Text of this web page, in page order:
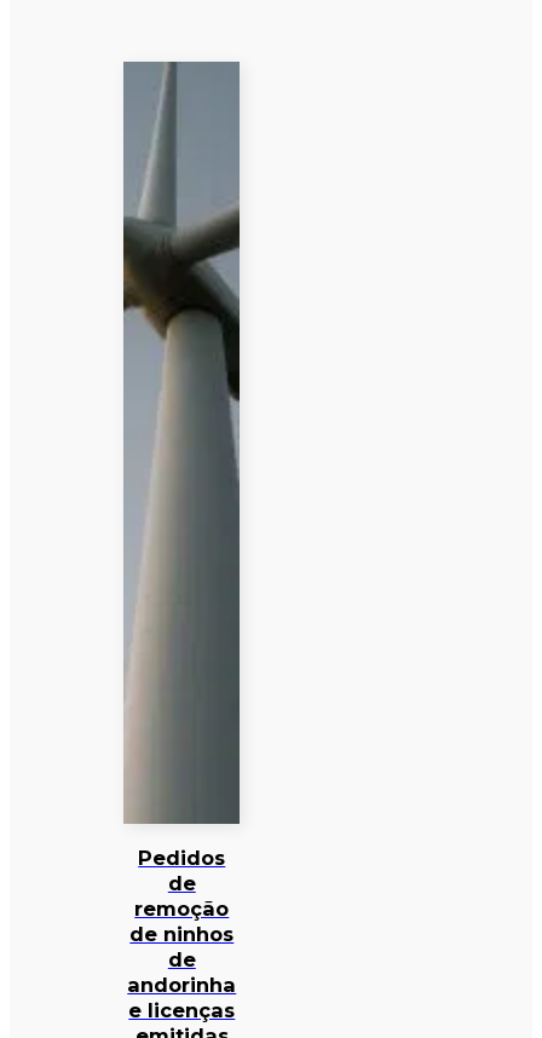
Pedidos
de
remoção
de ninhos
de
andorinha
e licenças